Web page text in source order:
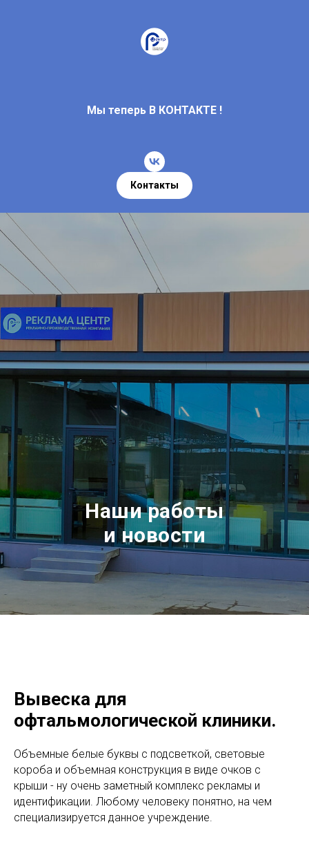
Мы теперь В КОНТАКТЕ !
Контакты
Наши работы
и новости
Вывеска для
офтальмологической клиники.
Объемные белые буквы с подсветкой, световые
короба и объемная конструкция в виде очков с
крыши - ну очень заметный комплекс рекламы и
идентификации. Любому человеку понятно, на чем
специализируется данное учреждение.